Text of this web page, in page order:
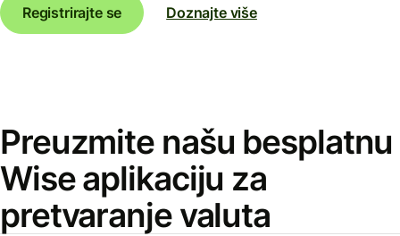
Registrirajte se
Doznajte više
Preuzmite našu besplatnu
Wise aplikaciju za
pretvaranje valuta